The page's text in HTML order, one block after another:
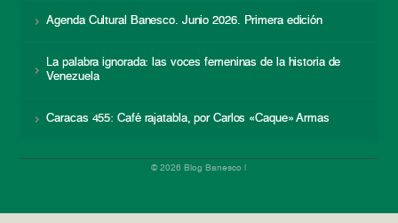
Agenda Cultural Banesco. Junio 2026. Primera edición
La palabra ignorada: las voces femeninas de la historia de
Venezuela
Caracas 455: Café rajatabla, por Carlos «Caque» Armas
© 2026 Blog Banesco |